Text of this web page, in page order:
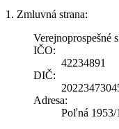
1. Zmluvná strana:
Verejnoprospešné
IČO:
42234891
DIČ:
Adresa:
Poľná 1953/